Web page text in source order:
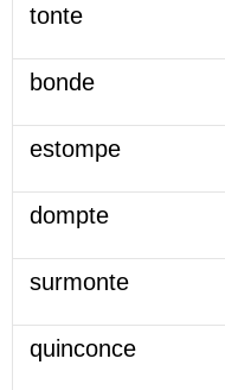
tonte
bonde
estompe
dompte
surmonte
quinconce